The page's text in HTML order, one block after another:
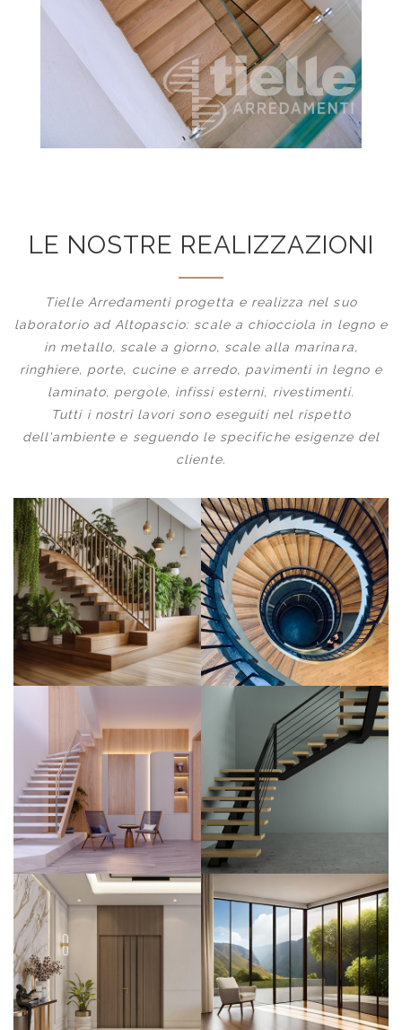
LE NOSTRE REALIZZAZIONI
Tielle Arredamenti progetta e realizza nel suo
laboratorio ad Altopascio: scale a chiocciola in legno e
in metallo, scale a giorno, scale alla marinara,
ringhiere, porte, cucine e arredo, pavimenti in legno e
laminato, pergole, infissi esterni, rivestimenti.
Tutti i nostri lavori sono eseguiti nel rispetto
dell'ambiente e seguendo le specifiche esigenze del
cliente.